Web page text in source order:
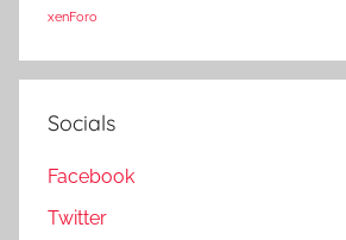
xenForo
Socials
Facebook
Twitter